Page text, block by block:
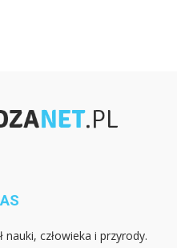
człowieka i przyrody.